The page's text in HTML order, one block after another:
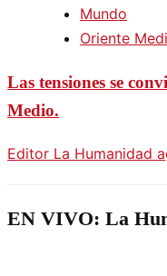
Mundo
Oriente
Las tensiones se
Medio.
Editor La Humanidad
EN VIVO: La